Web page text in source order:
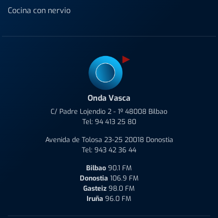
Cocina con nervio
Onda Vasca
C/ Padre Lojendio 2 - 1º 48008 Bilbao
Tel: 94 413 25 80
Avenida de Tolosa 23-25 20018 Donostia
Tel: 943 42 36 44
Bilbao 90.1 FM
Donostia 106.9 FM
Gasteiz 98.0 FM
Iruña 96.0 FM